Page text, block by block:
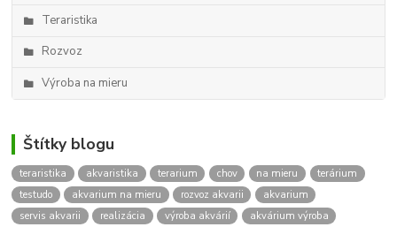
Teraristika
Rozvoz
Výroba na mieru
Štítky blogu
teraristika akvaristika terarium chov na mieru
terárium
testudo
akvarium na mieru rozvoz akvarii
akvarium
servis akvarii
realizácia výroba akvárií
akvárium výroba